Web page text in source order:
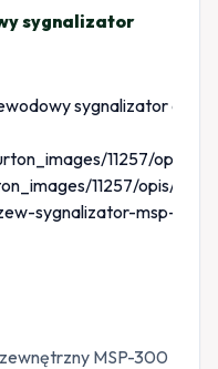
sygnalizator
sygnalizator
11257/opis/
11257/opis/
sygnalizator-msp-
MSP-300